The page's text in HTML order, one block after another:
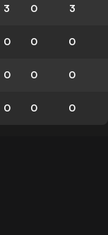
3 0 3
0 0 0
0 0 0
0 0 0